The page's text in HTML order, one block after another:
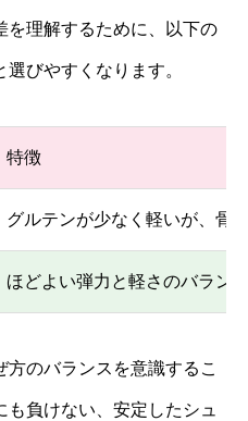
を理解するために、以下の
びやすくなります。
特徴
グルテンが少なく軽いが、骨
ほどよい弾力と軽さのバラン
のバランスを意識するこ
負けない、安定したシュ